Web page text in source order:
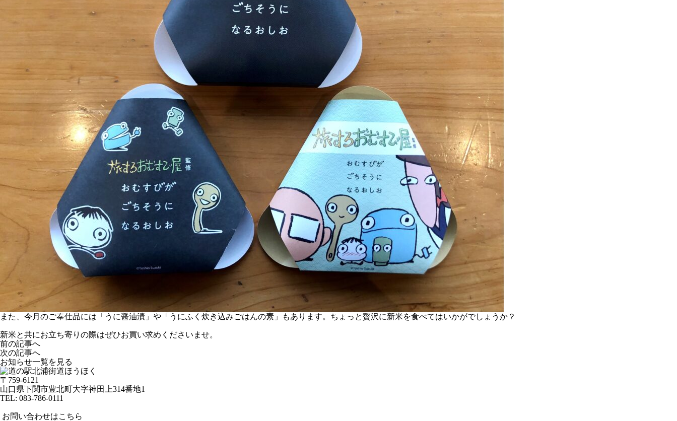
また、今月のご奉仕品には「うに醤油漬」や「うにふく炊き込みごはんの素」もあります。ちょっと贅沢に新米を食べてはいかがでしょうか？
新米と共にお立ち寄りの際はぜひお買い求めくださいませ。
前の記事へ
次の記事へ
お知らせ一覧を見る
〒759-6121
山口県下関市豊北町大字神田上314番地1
TEL: 083-786-0111
お問い合わせはこちら